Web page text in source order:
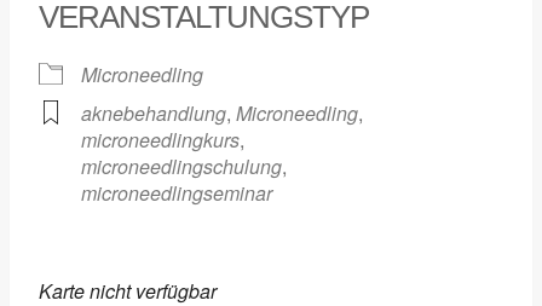
VERANSTALTUNGSTYP
Microneedling
aknebehandlung, Microneedling,
microneedlingkurs,
microneedlingschulung,
microneedlingseminar
Karte nicht verfügbar